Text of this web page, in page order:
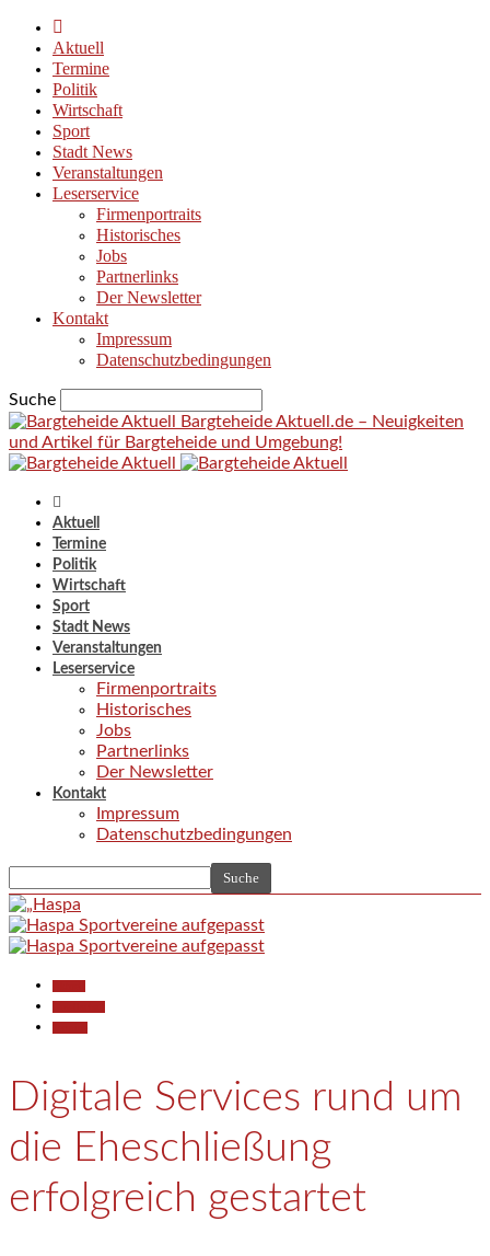
Aktuell
Termine
Politik
Wirtschaft
Sport
Stadt News
Veranstaltungen
Leserservice
Firmenportraits
Historisches
Jobs
Partnerlinks
Der Newsletter
Kontakt
Impressum
Datenschutzbedingungen
Suche
Bargteheide Aktuell.de – Neuigkeiten
und Artikel für Bargteheide und Umgebung!
Aktuell
Termine
Politik
Wirtschaft
Sport
Stadt News
Veranstaltungen
Leserservice
Firmenportraits
Historisches
Jobs
Partnerlinks
Der Newsletter
Kontakt
Impressum
Datenschutzbedingungen
Digitale Services rund um
die Eheschließung
erfolgreich gestartet